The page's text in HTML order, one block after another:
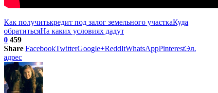
Как получитькредит под залог земельного участкаКуда
обратитьсяНа каких условиях дадут
0 459
Share FacebookTwitterGoogle+ReddItWhatsAppPinterestЭл.
адрес